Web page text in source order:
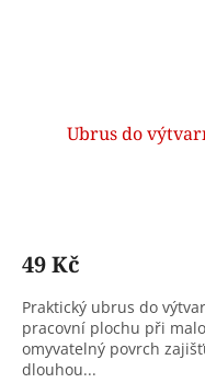
Ubrus do
49 Kč
Praktický ubrus do
pracovní plochu při
omyvatelný povrch
dlouhou...